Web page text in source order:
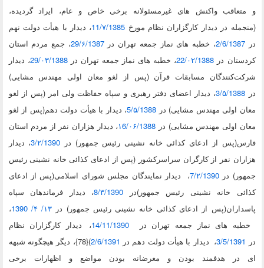
واکنش های غیرمسئولانه برخی خاص و عام، ایراد گردیده،
در دیدار کارگزاران نظام مورخ 11/۷/1385، دیدار با هیأت دولت نهم
2/6/، خطبه هاینماز جمعه تهران در29/۶/1387، جمع مردم استان
در‌22/۰۲/1388، خطبه هاینماز جمعه تهران در29/۰۳/1388، دیدار
مسابقات‌ قرآن (پس از لغو معان اولی مهندس مشایی)
۵/1388، دیدار اعضای دفتر رهبری و سپاه حفاظت ولی امر (پس از لغو
اولی مهندس مشایی) در5/۵/1388، دیدار با هیأت دولت دهم(پس از لغو
اولی مهندس مشایی) در۱6/۰۶/1388، دیدار هزاران نفر از مردم استان
از ادعای کذائی خانه نشینی رئیس جمهور) در3/۲/1390، دیدار
نفر از کارگران سراسرکشور (پس از ادعای کذائی خانه نشینی رئیس
در7/۲/1390، دیدار نمایندگان مجلس شورای اسلامی(پس از ادعای
خانه نشینی رئیس جمهور)در8/۳/1390، دیدار فرماندهان سپاه
از ادعای کذائی خانه نشینی رئیس جمهور) در۱۳/ ۴/ 1390
های نماز جمعه تهران در14/11/1390
، دیدار كارگزاران نظام
3/5/، دیدار با هیأت دولت دهم در2/6/1391
){
78}، دیگر هیچگونه شبهه
هدفمند بودن و مغرضانه بودن مواضع و اظهارات برخی